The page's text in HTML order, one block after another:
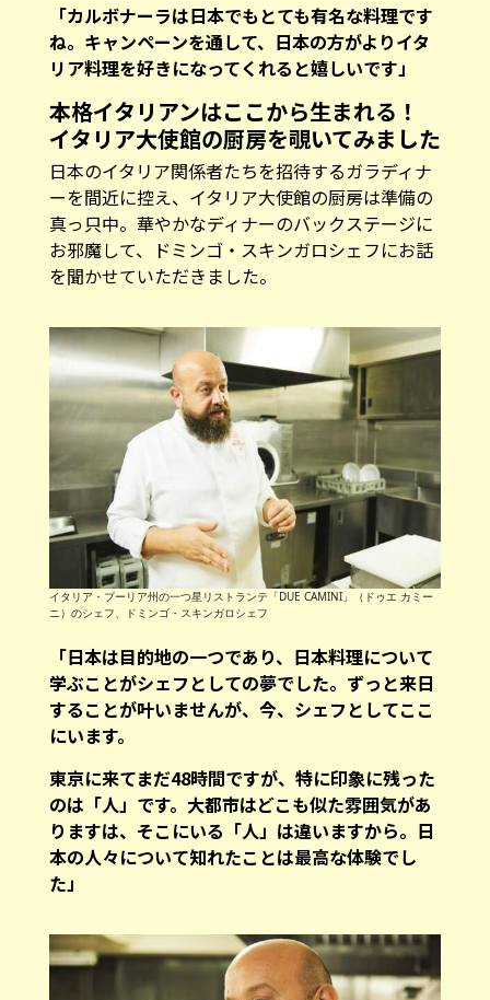
「カルボナーラは日本でもとても有名な料理です
ね。キャンペーンを通して、日本の方がよりイタ
リア料理を好きになってくれると嬉しいです」
本格イタリアンはここから生まれる！
イタリア大使館の厨房を覗いてみました
日本のイタリア関係者たちを招待するガラディナ
ーを間近に控え、イタリア大使館の厨房は準備の
真っ只中。華やかなディナーのバックステージに
お邪魔して、ドミンゴ・スキンガロシェフにお話
を聞かせていただきました。
イタリア・プーリア州の一つ星リストランテ「DUE CAMINI」（ドゥエ カミー
ニ）のシェフ、ドミンゴ・スキンガロシェフ
「日本は目的地の一つであり、日本料理について
学ぶことがシェフとしての夢でした。ずっと来日
することが叶いませんが、今、シェフとしてここ
にいます。
東京に来てまだ48時間ですが、特に印象に残った
のは「人」です。大都市はどこも似た雰囲気があ
りますは、そこにいる「人」は違いますから。日
本の人々について知れたことは最高な体験でし
た」